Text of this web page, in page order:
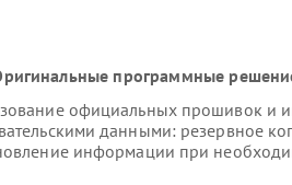
программные
официальных прошивок и
данными: резервное
информации при